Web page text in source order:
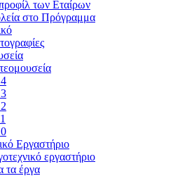
των Εταίρων
στο Πρόγραμμα
Εργαστήριο
εργαστήριο
τα έργα